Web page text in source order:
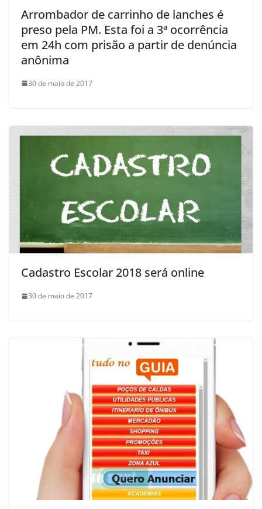
Arrombador de carrinho de lanches é
preso pela PM. Esta foi a 3ª ocorrência
em 24h com prisão a partir de denúncia
anônima
30 de maio de 2017
Cadastro Escolar 2018 será online
30 de maio de 2017